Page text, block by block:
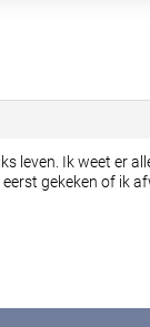
leven. Ik weet er
gekeken of ik